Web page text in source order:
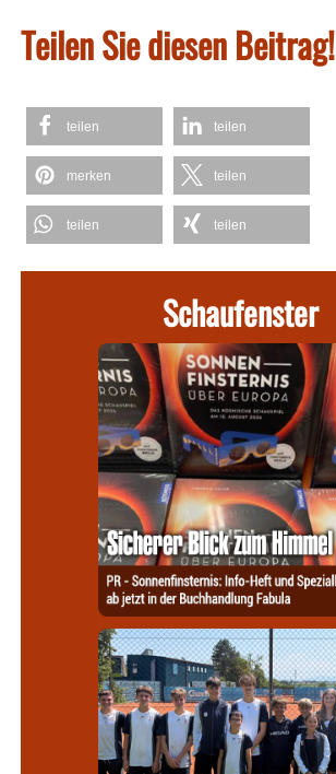
Teilen Sie diesen Beitrag!
teilen teilen
merken teilen
teilen teilen
Schaufenster